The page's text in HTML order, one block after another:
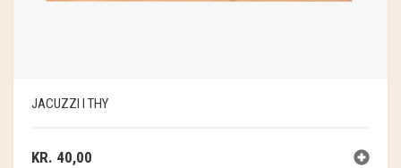
JACUZZI I THY
KR. 40,00